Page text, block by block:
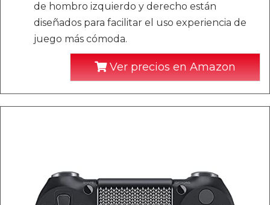
de hombro izquierdo y derecho están
diseñados para facilitar el uso experiencia de
juego más cómoda.
Ver precios en Amazon